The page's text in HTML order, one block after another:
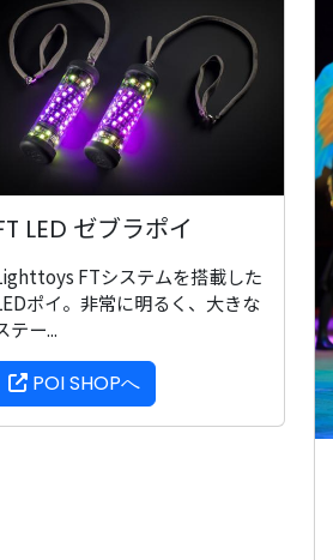
LED ゼブラポイ
FTシステムを搭載した
ポイ。非常に明るく、大きな
テー...
POI SHOPへ